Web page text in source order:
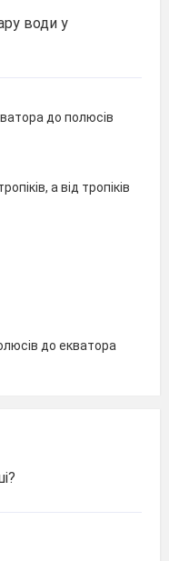
води у
до полюсів
а від тропіків
до екватора